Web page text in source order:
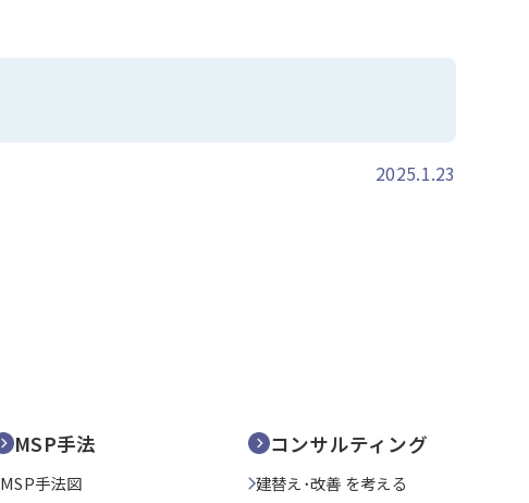
2025.1.23
MSP手法
MSP手法図
コンサルティング
建替え･改善 を考える